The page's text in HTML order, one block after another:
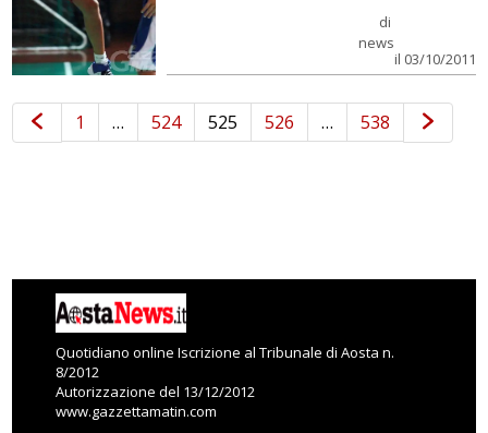
di
news
il 03/10/2011
1 … 524 525 526 … 538
Quotidiano online Iscrizione al Tribunale di Aosta n.
8/2012
Autorizzazione del 13/12/2012
www.gazzettamatin.com